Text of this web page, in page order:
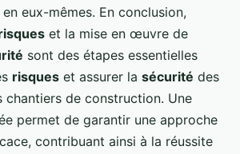
eux-mêmes. En conclusion,
et la mise en œuvre de
sont des étapes essentielles
risques et assurer la sécurité des
chantiers de construction. Une
permet de garantir une approche
contribuant ainsi à la réussite